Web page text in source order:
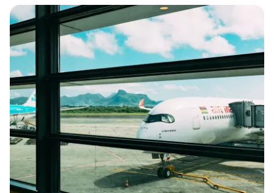
Pokračovať na Facebooku
Pokračovať s e-mailom